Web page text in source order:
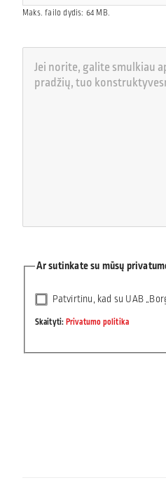
Maks. failo dydis: 64 MB.
Ar sutinkate su mūsų
Patvirtinu, kad su UAB
Skaityti:Privatumo politika